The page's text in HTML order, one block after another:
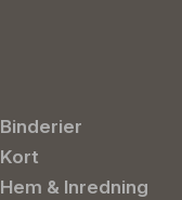
Binderier
Kort
Hem & Inredning